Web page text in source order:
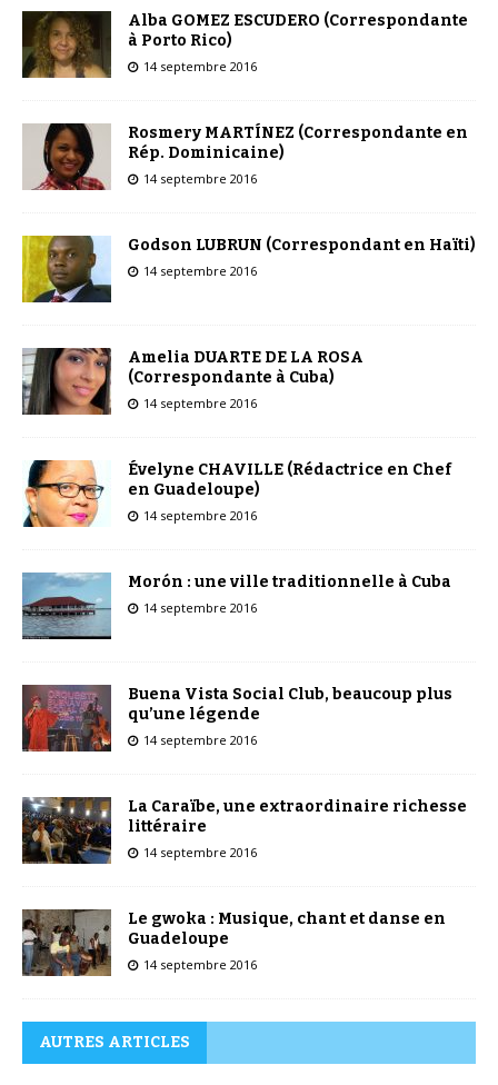
Alba GOMEZ ESCUDERO (Correspondante
à Porto Rico)
14 septembre 2016
Rosmery MARTÍNEZ (Correspondante en
Rép. Dominicaine)
14 septembre 2016
Godson LUBRUN (Correspondant en Haïti)
14 septembre 2016
Amelia DUARTE DE LA ROSA
(Correspondante à Cuba)
14 septembre 2016
Évelyne CHAVILLE (Rédactrice en Chef
en Guadeloupe)
14 septembre 2016
Morón : une ville traditionnelle à Cuba
14 septembre 2016
Buena Vista Social Club, beaucoup plus
qu’une légende
14 septembre 2016
La Caraïbe, une extraordinaire richesse
littéraire
14 septembre 2016
Le gwoka : Musique, chant et danse en
Guadeloupe
14 septembre 2016
AUTRES ARTICLES